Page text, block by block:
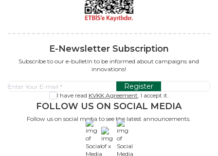
E-Newsletter Subscription
Subscribe to our e-bulletin to be informed about campaigns and
innovations!
Register
I have read KVKK Agreement, I accept it.
FOLLOW US ON SOCIAL MEDIA
Follow us on social media to see the latest announcements.
x